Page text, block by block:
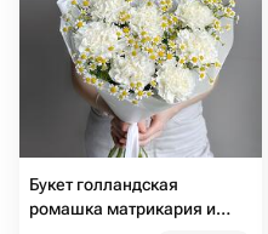
Букет голландская
ромашка матрикария и